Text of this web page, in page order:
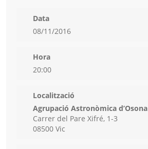
Data
08/11/2016
Hora
20:00
Localització
Agrupació Astronòmica d’Osona
Carrer del Pare Xifré, 1-3
08500 Vic